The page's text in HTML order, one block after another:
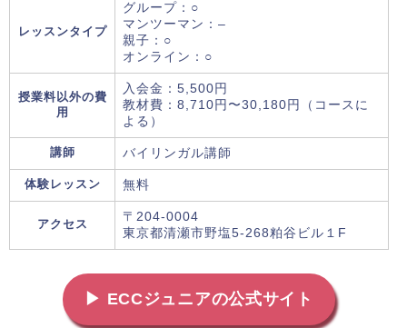
レッスンタイプ
グループ：○
マンツーマン：–
親子：○
オンライン：○
授業料以外の費
用
入会金：5,500円
教材費：8,710円〜30,180円（コースに
よる）
講師 バイリンガル講師
体験レッスン 無料
アクセス
〒204-0004
東京都清瀬市野塩5-268粕谷ビル１F
▶ ECCジュニアの公式サイト